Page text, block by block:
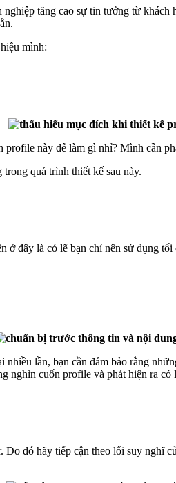
tăng cao sự tin tưởng từ
mình:
này để làm gì nhỉ? Mình cần
quá trình thiết kế sau này.
đây là có lẽ bạn chỉ nên sử dụng
lần, bạn cần đảm bảo rằng
nghìn cuốn profile và phát hiện ra
đó hãy tiếp cận theo lối suy nghĩ